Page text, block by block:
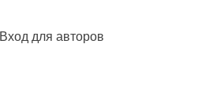
Вход для авторов